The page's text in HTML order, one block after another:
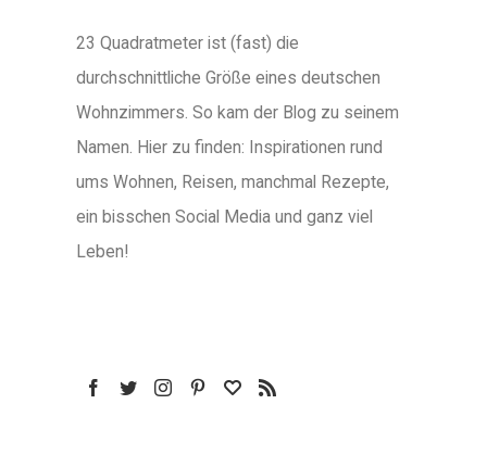
23 Quadratmeter ist (fast) die
durchschnittliche Größe eines deutschen
Wohnzimmers. So kam der Blog zu seinem
Namen. Hier zu finden: Inspirationen rund
ums Wohnen, Reisen, manchmal Rezepte,
ein bisschen Social Media und ganz viel
Leben!